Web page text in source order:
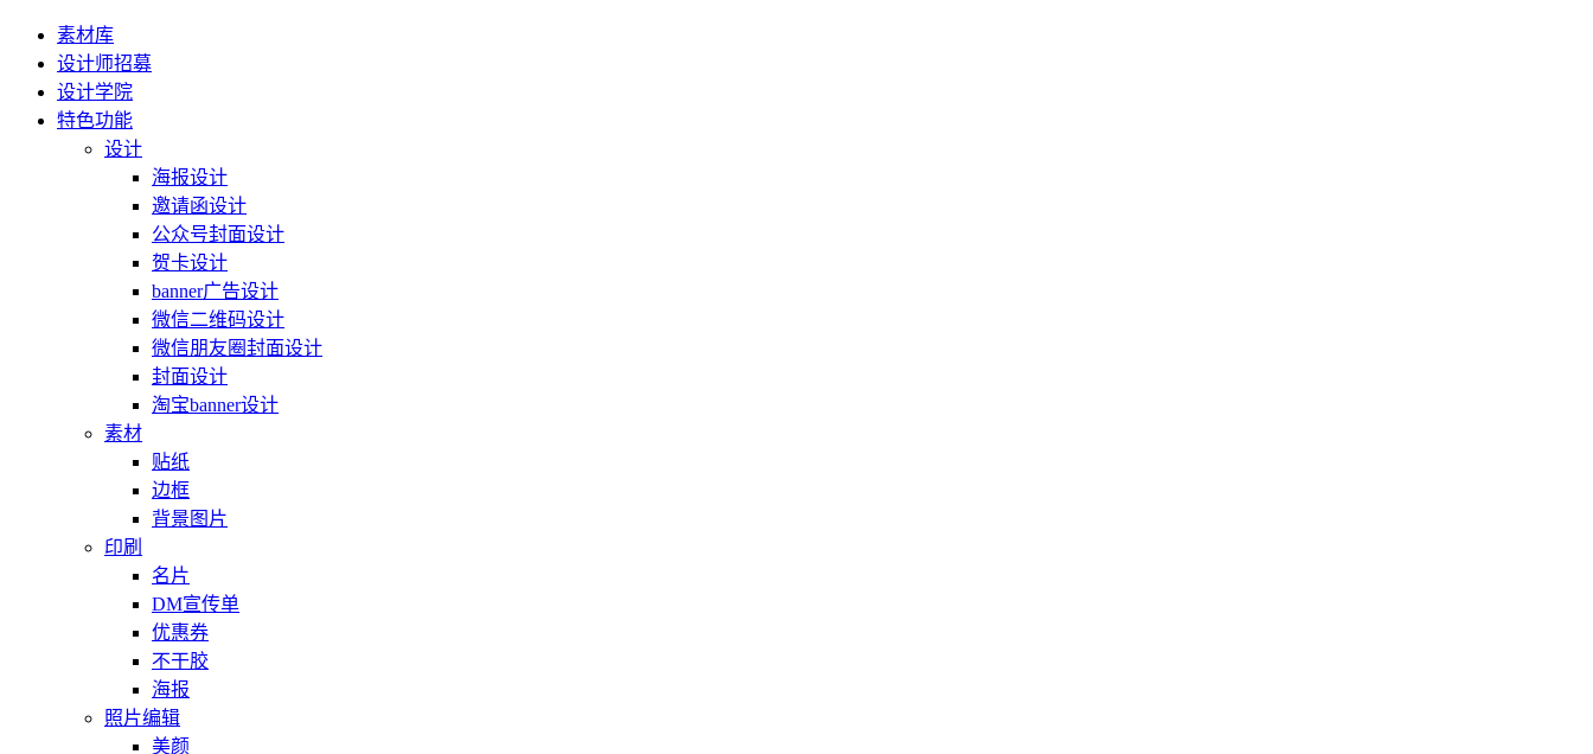
素材库
设计师招募
设计学院
特色功能
设计
海报设计
邀请函设计
公众号封面设计
贺卡设计
banner广告设计
微信二维码设计
微信朋友圈封面设计
封面设计
淘宝banner设计
素材
贴纸
边框
背景图片
印刷
名片
DM宣传单
优惠券
不干胶
海报
照片编辑
美颜